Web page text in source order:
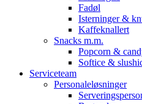
Fadøl
Isterninger &
Kaffeknallert
Snacks m.m.
Popcorn &
Softice &
Serviceteam
Personaleløsninger